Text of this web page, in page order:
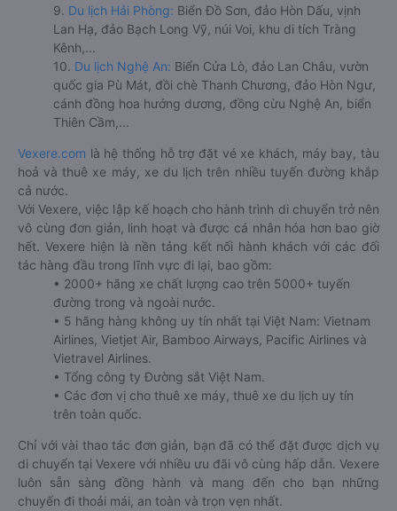
9. Du lịch Hải Phòng: Biển Đồ Sơn, đảo Hòn Dấu, vịnh
Lan Hạ, đảo Bạch Long Vỹ, núi Voi, khu di tích Tràng
Kênh,...
10. Du lịch Nghệ An: Biển Cửa Lò, đảo Lan Châu, vườn
quốc gia Pù Mát, đồi chè Thanh Chương, đảo Hòn Ngư,
cánh đồng hoa hướng dương, đồng cừu Nghệ An, biển
Thiên Cầm,...
Vexere.com là hệ thống hỗ trợ đặt vé xe khách, máy bay, tàu
hoả và thuê xe máy, xe du lịch trên nhiều tuyến đường khắp
cả nước.
Với Vexere, việc lập kế hoạch cho hành trình di chuyển trở nên
vô cùng đơn giản, linh hoạt và được cá nhân hóa hơn bao giờ
hết. Vexere hiện là nền tảng kết nối hành khách với các đối
tác hàng đầu trong lĩnh vực đi lại, bao gồm:
• 2000+ hãng xe chất lượng cao trên 5000+ tuyến
đường trong và ngoài nước.
• 5 hãng hàng không uy tín nhất tại Việt Nam: Vietnam
Airlines, Vietjet Air, Bamboo Airways, Pacific Airlines và
Vietravel Airlines.
• Tổng công ty Đường sắt Việt Nam.
• Các đơn vị cho thuê xe máy, thuê xe du lịch uy tín
trên toàn quốc.
Chỉ với vài thao tác đơn giản, bạn đã có thể đặt được dịch vụ
di chuyển tại Vexere với nhiều ưu đãi vô cùng hấp dẫn. Vexere
luôn sẵn sàng đồng hành và mang đến cho bạn những
chuyến đi thoải mái, an toàn và trọn vẹn nhất.